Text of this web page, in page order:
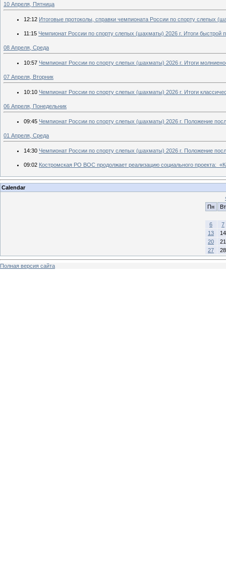
10 Апреля, Пятница
12:12 Итоговые протоколы, справки чемпионата России по спорту слепых
11:15 Чемпионат России по спорту слепых (шахматы) 2026 г. Итоги быстрой
08 Апреля, Среда
10:57 Чемпионат России по спорту слепых (шахматы) 2026 г. Итоги
07 Апреля, Вторник
10:10 Чемпионат России по спорту слепых (шахматы) 2026 г. Итоги
06 Апреля, Понедельник
09:45 Чемпионат России по спорту слепых (шахматы) 2026 г. Положение
01 Апреля, Среда
14:30 Чемпионат России по спорту слепых (шахматы) 2026 г. Положение
09:02 Костромская РО ВОС продолжает реализацию социального проекта:
Calendar
Пн
Вт
6
7
13
14
20
21
27
28
Полная версия сайта